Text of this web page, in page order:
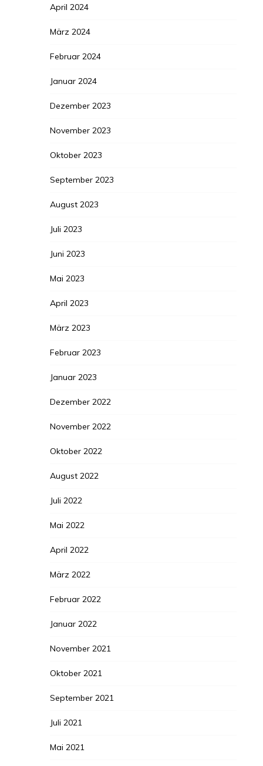
April 2024
März 2024
Februar 2024
Januar 2024
Dezember 2023
November 2023
Oktober 2023
September 2023
August 2023
Juli 2023
Juni 2023
Mai 2023
April 2023
März 2023
Februar 2023
Januar 2023
Dezember 2022
November 2022
Oktober 2022
August 2022
Juli 2022
Mai 2022
April 2022
März 2022
Februar 2022
Januar 2022
November 2021
Oktober 2021
September 2021
Juli 2021
Mai 2021